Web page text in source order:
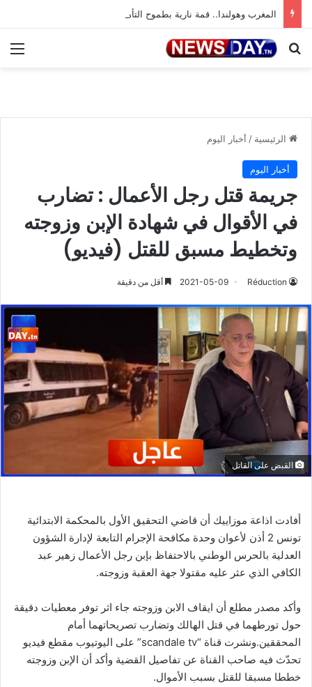
المغرب وهولندا.. قمة نارية بطموح التأهل إلى ثمن النهائي
بحث عن
الرئيسية / أخبار اليوم
أخبار اليوم
جريمة قتل رجل الأعمال : تضارب
في الأقوال في شهادة الإبن وزوجته
وتخطيط مسبق للقتل (فيديو)
Réduction
2021-05-09 أقل من دقيقة
القبض على القاتل
أفادت اذاعة موزاييك أن قاضي التحقيق الأول بالمحكمة الابتدائية
تونس 2 أذن لأعوان وحدة مكافحة الإجرام التابعة لإدارة الشؤون
العدلية بالحرس الوطني بالاحتفاظ بإبن رجل الأعمال زهير عبد
الكافي الذي عثر عليه مقتولا جهة العقبة وزوجته.
وأكد مصدر مطلع أن ايقاف الابن وزوجته جاء اثر توفر معطيات دقيقة
حول تورطهما في قتل الهالك وتضارب تصريحاتهما أمام
المحققين.ونشرت قناة “scandale tv” على اليوتيوب مقطع فيديو
تحدّث فيه صاحب القناة عن تفاصيل القضية وأكد أن الإبن وزوجته
خططا مسبقا للقتل بسبب الأموال.